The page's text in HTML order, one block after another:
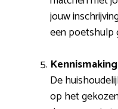
jouw
een poetshulp
Kennismaking
De
op het